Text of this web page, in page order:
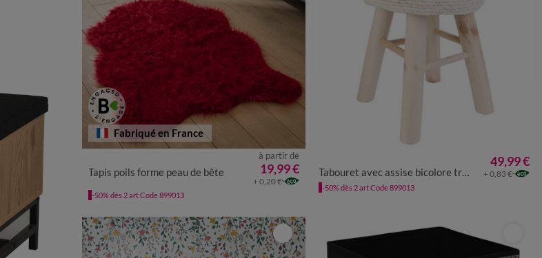
Fabriqué en France
Tapis poils forme peau de bête
à partir de
19,99 €
+ 0,20 €
-50% dès 2 art Code 899013
Tabouret avec assise bicolore tressée
49,99 €
+ 0,83 €
-50% dès 2 art Code 899013